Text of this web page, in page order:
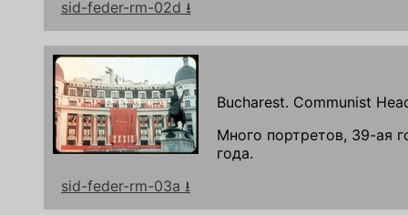
sid-feder-rm-02d ⭳
sid-feder-rm-03a ⭳
Bucharest. Communist
Много портретов, 39-ая
года.